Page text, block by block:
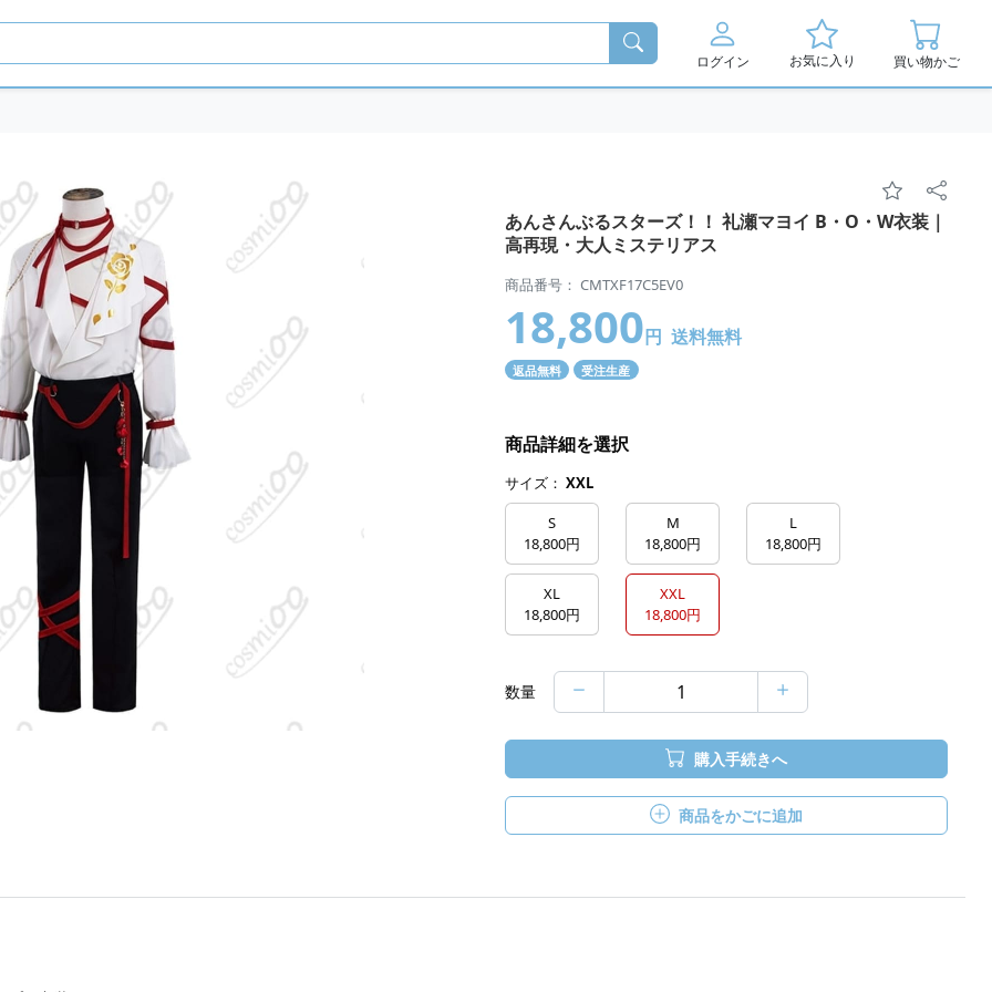
ログイン お気に入り 買い物かご
あんさんぶるスターズ！！ 礼瀬マヨイ B・O・W衣装｜
高再現・大人ミステリアス
商品番号： CMTXF17C5EV0
18,800円 送料無料
返品無料 受注生産
商品詳細を選択
サイズ： XXL
S
18,800円
M
18,800円
L
18,800円
XL
18,800円
XXL
18,800円
数量
購入手続きへ
商品をかごに追加